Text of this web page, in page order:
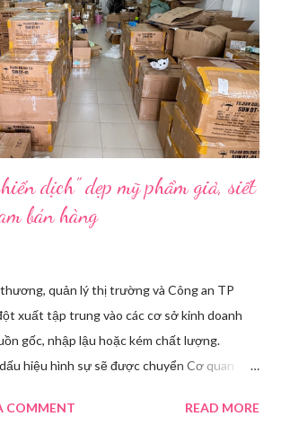
đạt với ông và mẹ, thậm chí còn bàn xem
phương ngữ Thượng Hải nghe tự nhiên nhất
nhăn mặt khi nghe giải thích về Thế vận
già như tụi ông không hiểu mấy cái này...
dịch” dẹp mỹ phẩm giả, siết
bán hàng
quản lý thị trường và Công an TP
xuất tập trung vào các cơ sở kinh doanh
gốc, nhập lậu hoặc kém chất lượng.
hiệu hình sự sẽ được chuyển Cơ quan
hành Kế hoạch số 4316/KH-SYT về việc
COMMENT READ MORE